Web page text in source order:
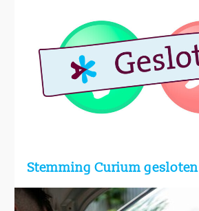
Stemming Curium gesloten